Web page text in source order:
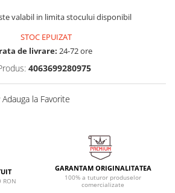
valabil in limita stocului disponibil
STOC EPUIZAT
de livrare: 24-72 ore
4063699280975
Adauga la Favorite
RON
GARANTAM ORIGINALITATEA
100% a tuturor produselor
comercializate